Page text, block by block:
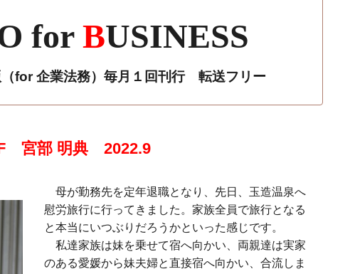
for BUSINESS
for 企業法務）毎月１回刊行 転送フリー
宮部 明典 2022.9
母が勤務先を定年退職となり、先日、玉造温泉へ
慰労旅行に行ってきました。家族全員で旅行となる
と本当にいつぶりだろうかといった感じです。
私達家族は妹を乗せて宿へ向かい、両親達は実家
のある愛媛から妹夫婦と直接宿へ向かい、合流しま